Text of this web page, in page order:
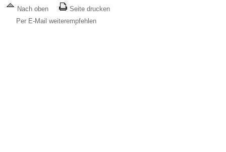
Nach oben
Seite drucken
Per E-Mail weiterempfehlen